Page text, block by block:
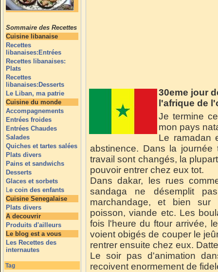
Sommaire des Recettes
Cuisine libanaise
Recettes
libanaises:Entrées
Recettes libanaises:
Plats
Recettes
libanaises:Desserts
Le Liban, ma patrie
Cuisine du monde
Accompagnements
Entrées froides
Entrées Chaudes
Salades
Quiches et tartes salées
Plats divers
Pains et sandwichs
Desserts
Glaces et sorbets
Le coin des enfants
Cuisine Senegalaise
Plats divers
A decouvrir
Produits d'ailleurs
Le blog est a vous
Les Recettes des
internautes
Tag
30eme jour
l'afrique de
Je termine
mon pays
Le ramadan
abstinence. Dans la
travail sont changés, la
pouvoir entrer chez eux tot.
Dans dakar, les rues
sandaga ne désemplit
marchandage, et bien
poisson, viande etc. Les
fois l'heure du ftour arrivée,
voient obigés de couper le
rentrer ensuite chez eux.
Le soir pas d'animation
recoivent enormement de